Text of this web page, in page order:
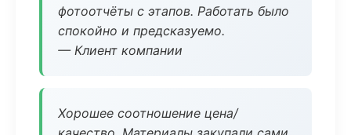
фотоотчёты с этапов. Работать было
спокойно и предсказуемо.
— Клиент компании
Хорошее соотношение цена/